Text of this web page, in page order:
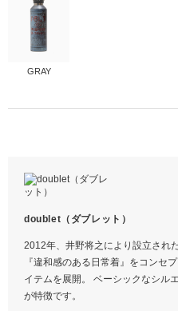
GRAY
容量
パッキン
※画像をクリックすると拡大し
doublet（ダブレット）
2012年、井野将之により設立され
『違和感のある日常着』をコンセ
イテムを展開。 ベーシックなシル
が特徴です。